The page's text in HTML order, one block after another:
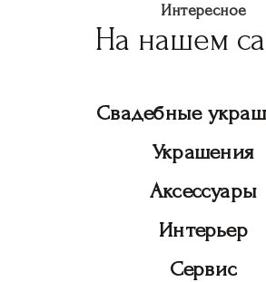
Интересное
На нашем
Свадебные
Украшения
Аксессуары
Интерьер
Сервис